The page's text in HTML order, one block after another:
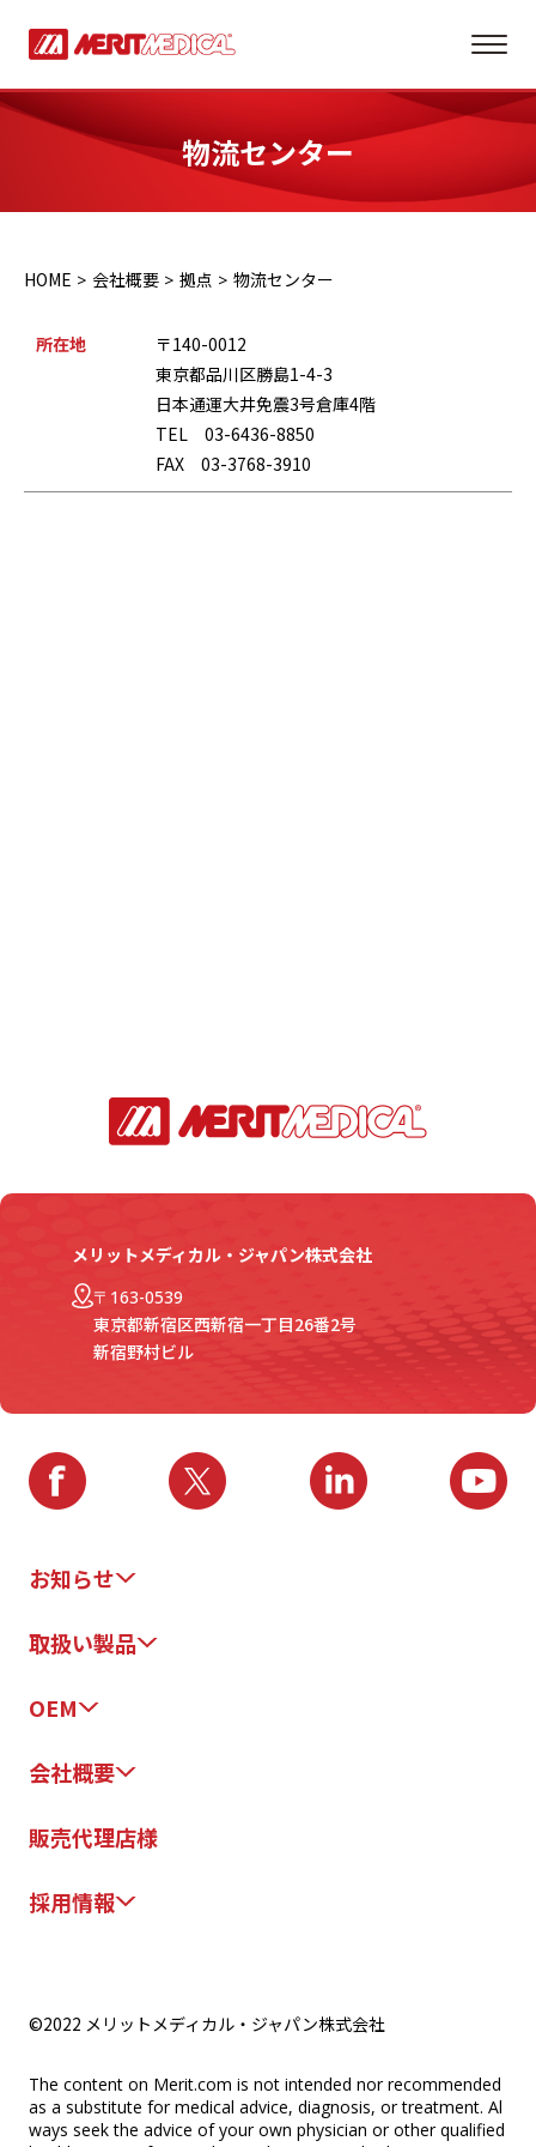
物流センター
HOME 会社概要 拠点 物流センター
所在地
〒140-0012
東京都品川区勝島1-4-3
日本通運大井免震3号倉庫4階
TEL 03-6436-8850
FAX 03-3768-3910
メリットメディカル・ジャパン株式会社
〒163-0539
東京都新宿区西新宿一丁目26番2号
新宿野村ビル
お知らせ
取扱い製品
OEM
会社概要
販売代理店様
採用情報
©2022 メリットメディカル・ジャパン株式会社
The content on Merit.com is not intended nor recommended
as a substitute for medical advice, diagnosis, or treatment. Al
ways seek the advice of your own physician or other qualified